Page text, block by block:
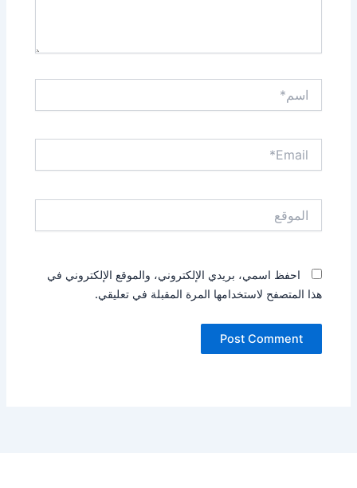
احفظ اسمي، بريدي الإلكتروني، والموقع الإلكتروني في
هذا المتصفح لاستخدامها المرة المقبلة في تعليقي.